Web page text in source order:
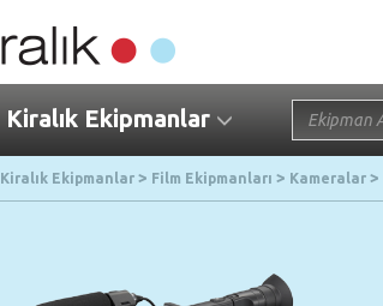
Kiralık Ekipmanlar
Kiralık Ekipmanlar Film Ekipmanları Kameralar